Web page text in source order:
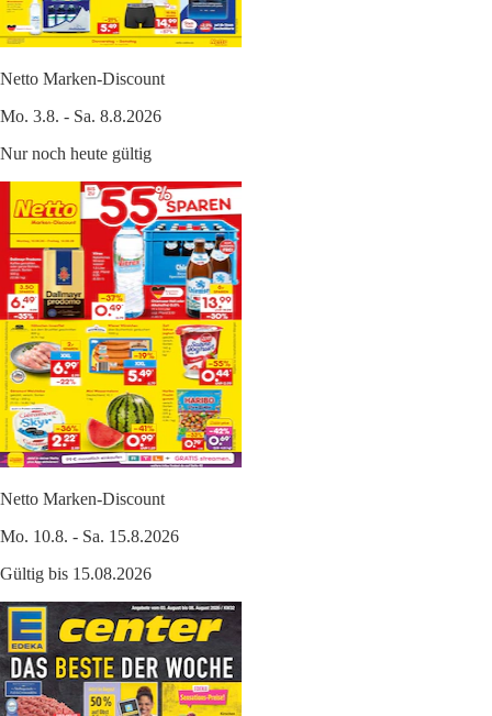
Netto Marken-Discount
Mo. 3.8. - Sa. 8.8.2026
Nur noch heute gültig
Netto Marken-Discount
Mo. 10.8. - Sa. 15.8.2026
Gültig bis 15.08.2026